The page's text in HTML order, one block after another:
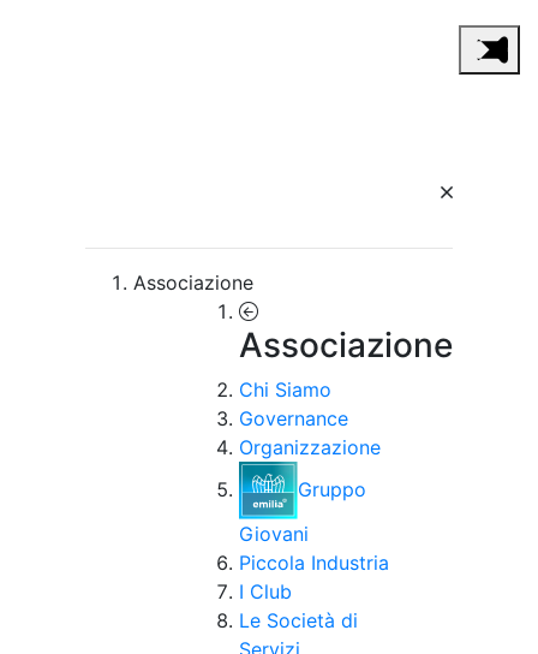
Associazione
Associazione
Chi Siamo
Governance
Organizzazione
Gruppo
Giovani
Piccola Industria
I Club
Le Società di